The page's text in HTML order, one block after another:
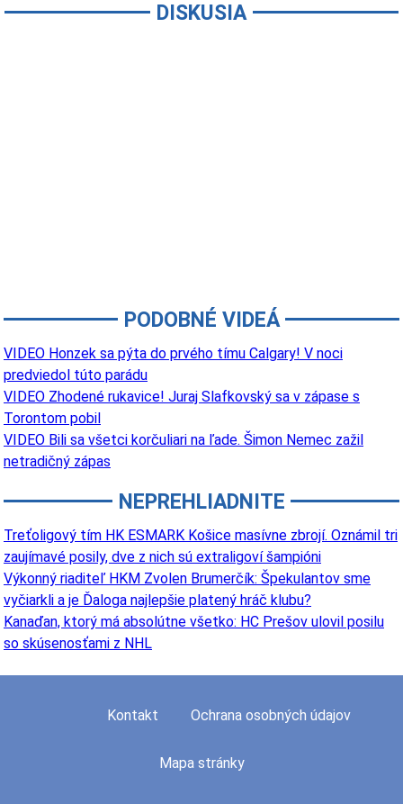
DISKUSIA
PODOBNÉ VIDEÁ
VIDEO Honzek sa pýta do prvého tímu Calgary! V noci
predviedol túto parádu
VIDEO Zhodené rukavice! Juraj Slafkovský sa v zápase s
Torontom pobil
VIDEO Bili sa všetci korčuliari na ľade. Šimon Nemec zažil
netradičný zápas
NEPREHLIADNITE
Treťoligový tím HK ESMARK Košice masívne zbrojí. Oznámil tri
zaujímavé posily, dve z nich sú extraligoví šampióni
Výkonný riaditeľ HKM Zvolen Brumerčík: Špekulantov sme
vyčiarkli a je Ďaloga najlepšie platený hráč klubu?
Kanaďan, ktorý má absolútne všetko: HC Prešov ulovil posilu
so skúsenosťami z NHL
Kontakt Ochrana osobných údajov
Mapa stránky